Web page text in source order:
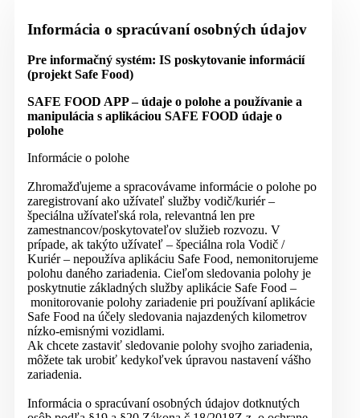
Informácia o spracúvaní osobných údajov
Pre informačný systém: IS poskytovanie informácií
(projekt Safe Food)
SAFE FOOD APP – údaje o polohe a používanie a
manipulácia s aplikáciou SAFE FOOD údaje o
polohe
Informácie o polohe
Zhromažďujeme a spracovávame informácie o polohe po
zaregistrovaní ako užívateľ služby vodič/kuriér –
špeciálna užívateľská rola, relevantná len pre
zamestnancov/poskytovateľov služieb rozvozu. V
prípade, ak takýto užívateľ – špeciálna rola Vodič /
Kuriér – nepoužíva aplikáciu Safe Food, nemonitorujeme
polohu daného zariadenia. Cieľom sledovania polohy je
poskytnutie základných služby aplikácie Safe Food –
monitorovanie polohy zariadenie pri používaní aplikácie
Safe Food na účely sledovania najazdených kilometrov
nízko-emisnými vozidlami.
Ak chcete zastaviť sledovanie polohy svojho zariadenia,
môžete tak urobiť kedykoľvek úpravou nastavení vášho
zariadenia.
Informácia o spracúvaní osobných údajov dotknutých